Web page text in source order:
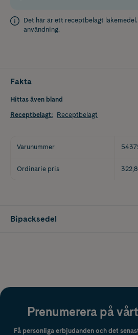
Det här är ett receptbelagt läkemedel.
användning.
Fakta
Hittas även bland
Receptbelagt: Receptbelagt
Varunummer
Ordinarie pris
Bipacksedel
Prenumerera på
Få personliga erbjudanden och det